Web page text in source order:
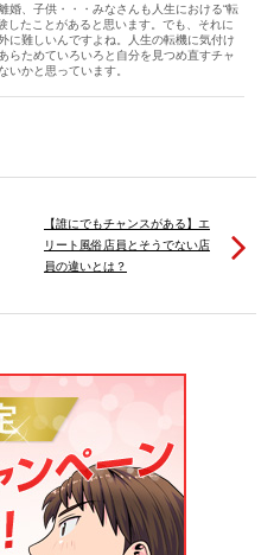
婚、子供・・・みなさんも人生における“転
したことがあると思います。でも、それに
に難しいんですよね。人生の転機に気付け
らためていろいろと自分を見つめ直すチャ
いかと思っています。
【誰にでもチャンスがある】エ
リート風俗店員とそうでない店
員の違いとは？